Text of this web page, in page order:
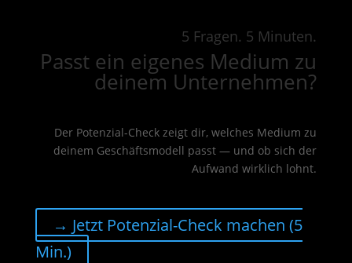
5 Fragen. 5 Minuten.
Passt ein eigenes Medium zu
deinem Unternehmen?
Der Potenzial-Check zeigt dir, welches Medium zu
deinem Geschäftsmodell passt — und ob sich der
Aufwand wirklich lohnt.
→ Jetzt Potenzial-Check machen (5
Min.)